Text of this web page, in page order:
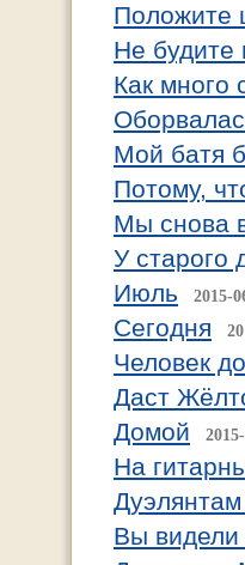
Положите
Не будите
Как много
Мой батя
Потому,
Мы снова
У старого
Июль
2015-
Сегодня
Человек
Даст
Домой
На
Вы видели